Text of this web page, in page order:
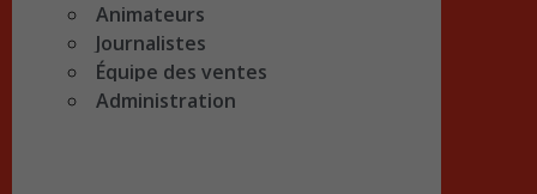
Animateurs
Journalistes
Équipe des ventes
Administration